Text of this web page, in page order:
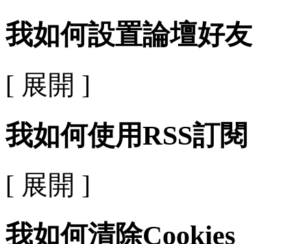
我如何設置論壇好友
[ 展開 ]
我如何使用RSS訂閱
[ 展開 ]
我如何清除Cookies